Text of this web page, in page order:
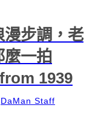
漫步調，老
麼一拍
1939
DaMan Staff